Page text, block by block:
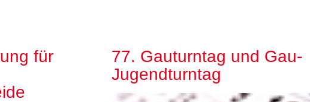
für
77. Gauturntag und Gau-
Jugendturntag